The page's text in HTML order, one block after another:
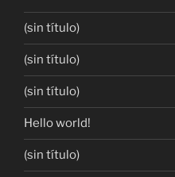
(sin título)
(sin título)
(sin título)
Hello world!
(sin título)